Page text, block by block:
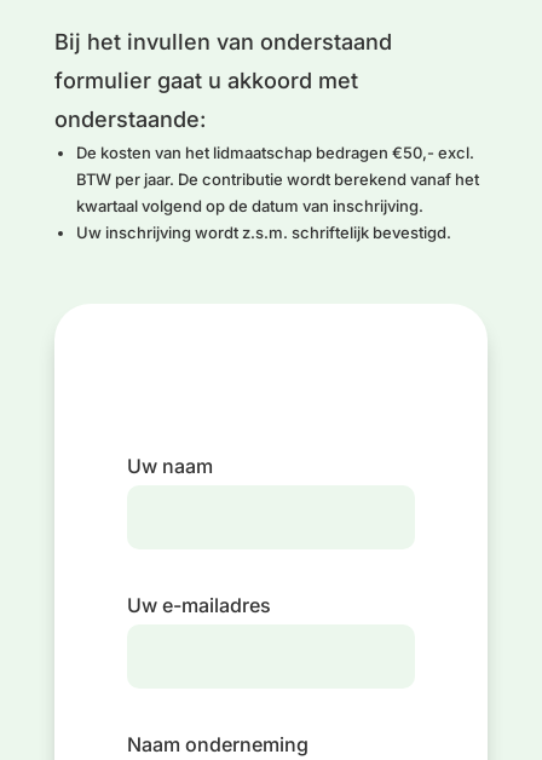
Bij het invullen van onderstaand
formulier gaat u akkoord met
onderstaande:
De kosten van het lidmaatschap bedragen €50,- excl.
BTW per jaar. De contributie wordt berekend vanaf het
kwartaal volgend op de datum van inschrijving.
Uw inschrijving wordt z.s.m. schriftelijk bevestigd.
Uw naam
Uw e-mailadres
Naam onderneming